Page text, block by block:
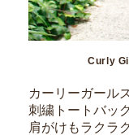
Curly
カーリーガール
刺繍トートバッ
肩がけもラクラ